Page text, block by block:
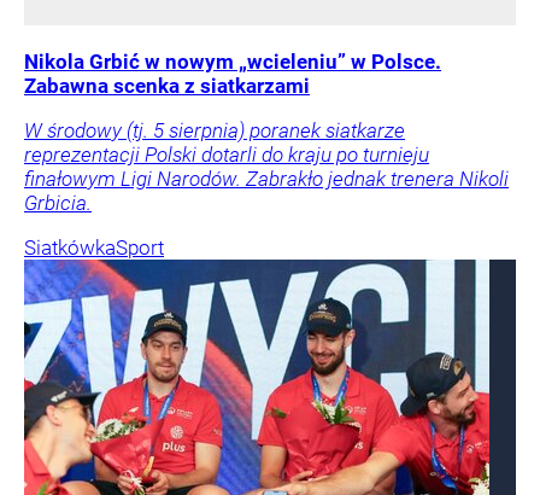
Nikola Grbić w nowym „wcieleniu” w Polsce.
Zabawna scenka z siatkarzami
W środowy (tj. 5 sierpnia) poranek siatkarze
reprezentacji Polski dotarli do kraju po turnieju
finałowym Ligi Narodów. Zabrakło jednak trenera Nikoli
Grbicia.
SiatkówkaSport